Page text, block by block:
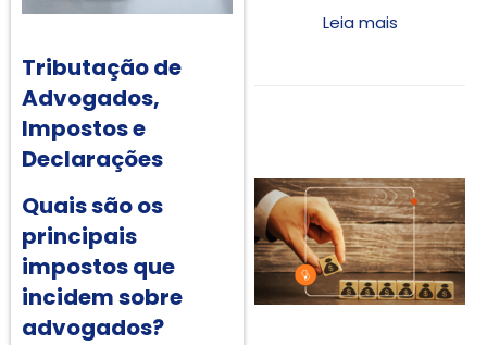
Tributação de
Advogados,
Impostos e
Declarações
Quais são os
principais
impostos que
incidem sobre
advogados?
Leia mais